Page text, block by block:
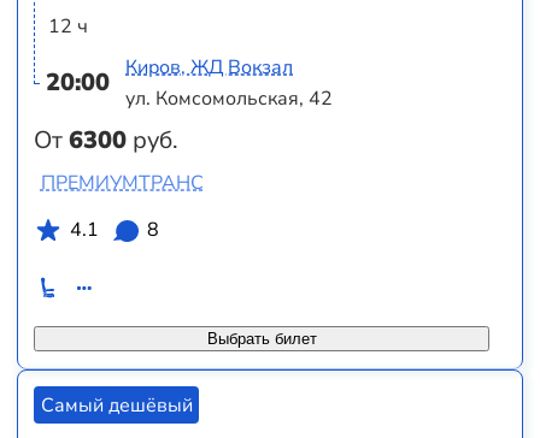
12 ч
20:00
От6300 руб.
Киров, ЖД Вокзал
ул. Комсомольская, 42
Выбрать билет
ПРЕМИУМТРАНС
4.1
8
Самый дешёвый